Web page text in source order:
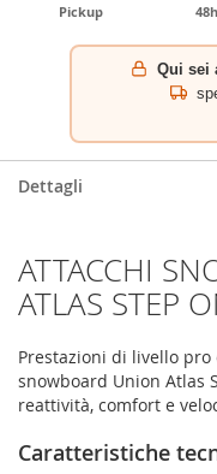
Pickup 48h
Qui sei
Dettagli
ATTACCHI
ATLAS STEP
Prestazioni di livello
snowboard Union Atlas
reattività, comfort e
Caratteristiche